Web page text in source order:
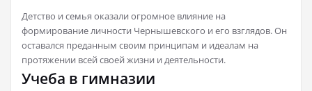
Детство и семья оказали огромное влияние на
формирование личности Чернышевского и его взглядов. Он
оставался преданным своим принципам и идеалам на
протяжении всей своей жизни и деятельности.
Учеба в гимназии